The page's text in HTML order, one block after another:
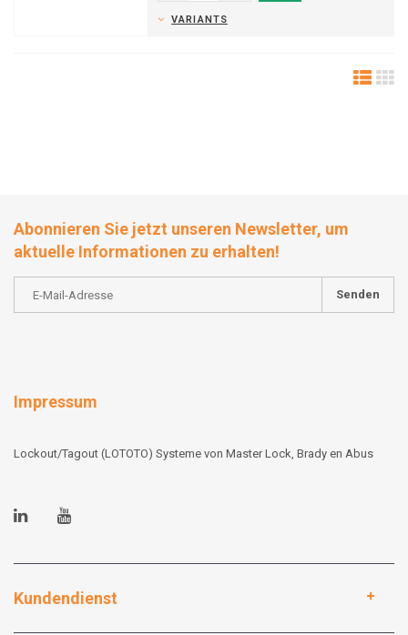
VARIANTS
Abonnieren Sie jetzt unseren Newsletter, um
aktuelle Informationen zu erhalten!
Senden
Impressum
Lockout/Tagout (LOTOTO) Systeme von Master Lock, Brady en Abus
Kundendienst